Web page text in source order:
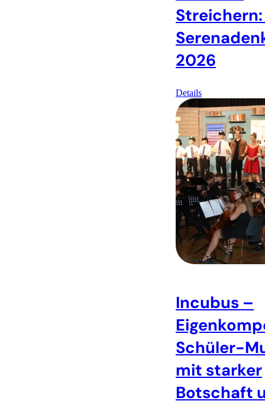
Streichern:
2026
Details
Incubus –
Schüler-
mit starker
Botschaft